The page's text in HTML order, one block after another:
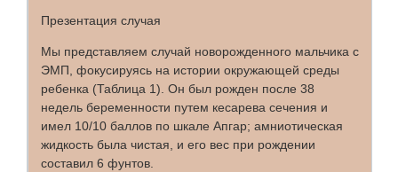
Презентация случая
Мы представляем случай новорожденного мальчика с
ЭМП, фокусируясь на истории окружающей среды
ребенка (Таблица 1). Он был рожден после 38
недель беременности путем кесарева сечения и
имел 10/10 баллов по шкале Апгар; амниотическая
жидкость была чистая, и его вес при рождении
составил 6 фунтов.